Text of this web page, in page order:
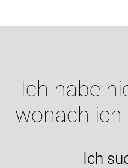
Ich habe
wonach
Ich